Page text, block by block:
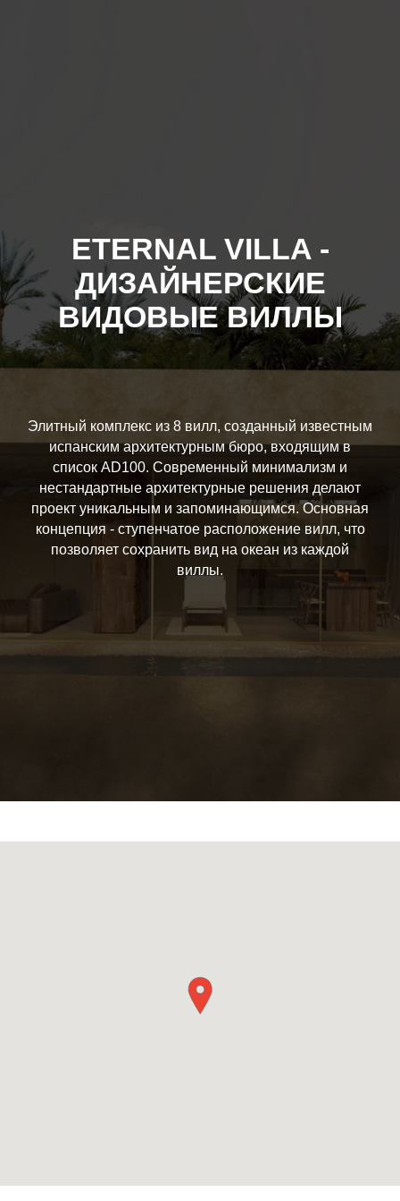
ETERNAL VILLA -
ДИЗАЙНЕРСКИЕ
ВИДОВЫЕ ВИЛЛЫ
Элитный комплекс из 8 вилл, созданный известным
испанским архитектурным бюро, входящим в
список AD100. Современный минимализм и
нестандартные архитектурные решения делают
проект уникальным и запоминающимся. Основная
концепция - ступенчатое расположение вилл, что
позволяет сохранить вид на океан из каждой
виллы.